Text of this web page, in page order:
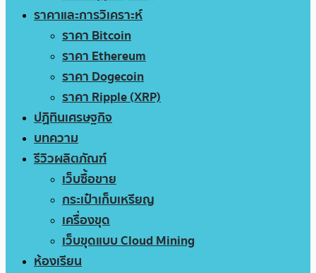
ราคาและการวิเคราะห์
ราคา Bitcoin
ราคา Ethereum
ราคา Dogecoin
ราคา Ripple (XRP)
ปฏิทินเศรษฐกิจ
บทความ
รีวิวผลิตภัณฑ์
เว็บซื้อขาย
กระเป๋าเก็บเหรียญ
เครื่องขุด
เว็บขุดแบบ Cloud Mining
ห้องเรียน